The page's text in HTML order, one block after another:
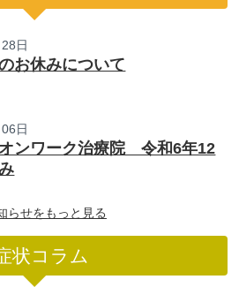
日
お休みについて
日
ンワーク治療院 令和6年12
らせをもっと見る
状コラム